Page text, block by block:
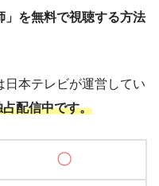
」を無料で視聴する方法
本テレビが運営してい
配信中です。
〇